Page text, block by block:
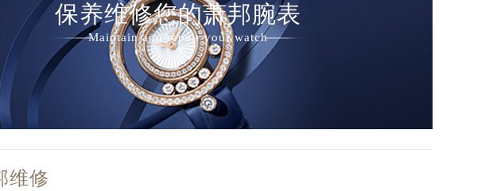
保养维修您的萧邦腕表
Maintain and repair your watch
维修